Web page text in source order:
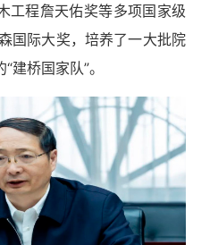
工程詹天佑奖等多项国家级
国际大奖，培养了一大批院
建桥国家队”。